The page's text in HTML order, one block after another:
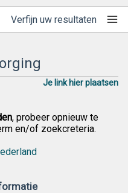
Verfijn uw resultaten
Je link hier plaatsen
, probeer opnieuw te
en/of zoekcreteria.